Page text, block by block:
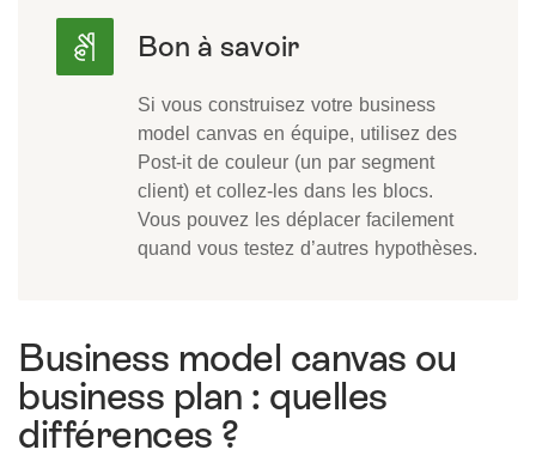
Si vous construisez votre business
model canvas en équipe, utilisez des
Post-it de couleur (un par segment
client) et collez-les dans les blocs.
Vous pouvez les déplacer facilement
quand vous testez d’autres hypothèses.
Business model canvas ou
business plan : quelles
différences ?